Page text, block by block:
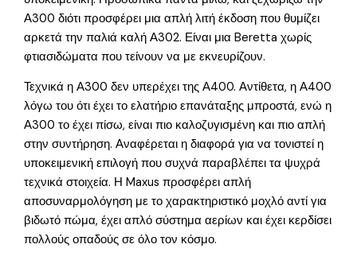
Α300 διότι προσφέρει μια απλή λιτή έκδοση που θυμίζει
αρκετά την παλιά καλή Α302. Είναι μια Beretta χωρίς
φτιασιδώματα που τείνουν να με εκνευρίζουν.
Τεχνικά η Α300 δεν υπερέχει της Α400. Αντίθετα, η Α400
λόγω του ότι έχει το ελατήριο επανάταξης μπροστά, ενώ η
Α300 το έχει πίσω, είναι πιο καλοζυγισμένη και πιο απλή
στην συντήρηση. Αναφέρεται η διαφορά για να τονιστεί η
υποκειμενική επιλογή που συχνά παραβλέπει τα ψυχρά
τεχνικά στοιχεία. Η Maxus προσφέρει απλή
αποσυναρμολόγηση με το χαρακτηριστικό μοχλό αντί για
βιδωτό πώμα, έχει απλό σύστημα αερίων και έχει κερδίσει
πολλούς οπαδούς σε όλο τον κόσμο.